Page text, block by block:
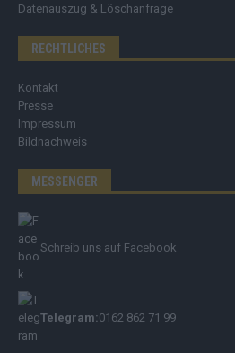
Datenauszug & Löschanfrage
RECHTLICHES
Kontakt
Presse
Impressum
Bildnachweis
MESSENGER
Schreib uns auf Facebook
Telegram:0162 862 71 99